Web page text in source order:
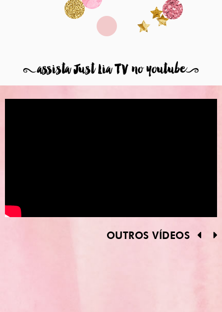
8assista Just Lia TV no youtube9
OUTROS VÍDEOS